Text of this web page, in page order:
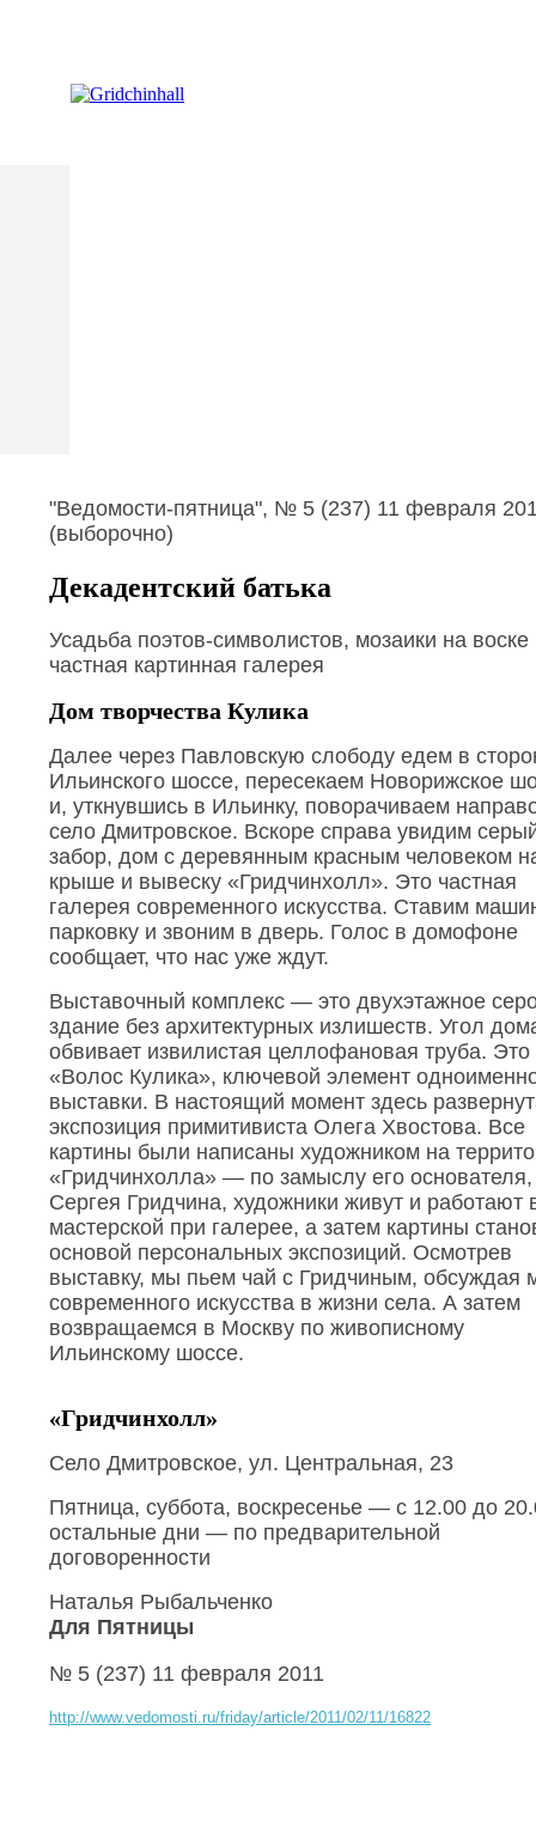
"Ведомости-пятница", № 5 (237) 11 февраля
(выборочно)
Декадентский батька
Усадьба поэтов-символистов, мозаики на воске
частная картинная галерея
Дом творчества Кулика
Далее через Павловскую слободу едем в
Ильинского шоссе, пересекаем Новорижское
и, уткнувшись в Ильинку, поворачиваем
село Дмитровское. Вскоре справа увидим
забор, дом с деревянным красным человеком
крыше и вывеску «Гридчинхолл». Это частная
галерея современного искусства. Ставим
парковку и звоним в дверь. Голос в домофоне
сообщает, что нас уже ждут.
Выставочный комплекс — это двухэтажное
здание без архитектурных излишеств. Угол
обвивает извилистая целлофановая труба. Это
«Волос Кулика», ключевой элемент
выставки. В настоящий момент здесь
экспозиция примитивиста Олега Хвостова. Все
картины были написаны художником на
«Гридчинхолла» — по замыслу его основателя,
Сергея Гридчина, художники живут и работают
мастерской при галерее, а затем картины
основой персональных экспозиций. Осмотрев
выставку, мы пьем чай с Гридчиным, обсуждая
современного искусства в жизни села. А затем
возвращаемся в Москву по живописному
Ильинскому шоссе.
«Гридчинхолл»
Село Дмитровское, ул. Центральная, 23
Пятница, суббота, воскресенье — с 12.00 до
остальные дни — по предварительной
договоренности
Наталья Рыбальченко
Для Пятницы
№ 5 (237) 11 февраля 2011
http://www.vedomosti.ru/friday/article/2011/02/11/16822